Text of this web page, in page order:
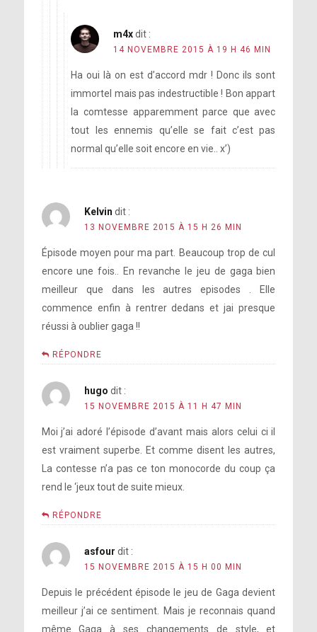
m4x dit :
14 NOVEMBRE 2015 À 19 H 46 MIN
Ha oui là on est d’accord mdr ! Donc ils sont
immortel mais pas indestructible ! Bon appart
la comtesse apparemment parce que avec
tout les ennemis qu’elle se fait c’est pas
normal qu’elle soit encore en vie.. x’)
Kelvin dit :
13 NOVEMBRE 2015 À 15 H 26 MIN
Épisode moyen pour ma part. Beaucoup trop de cul
encore une fois.. En revanche le jeu de gaga bien
meilleur que dans les autres episodes . Elle
commence enfin à rentrer dedans et jai presque
réussi à oublier gaga !!
RÉPONDRE
hugo dit :
15 NOVEMBRE 2015 À 11 H 47 MIN
Moi j’ai adoré l’épisode d’avant mais alors celui ci il
est vraiment superbe. Et comme disent les autres,
La contesse n’a pas ce ton monocorde du coup ça
rend le ‘jeux tout de suite mieux.
RÉPONDRE
asfour dit :
15 NOVEMBRE 2015 À 15 H 00 MIN
Depuis le précédent épisode le jeu de Gaga devient
meilleur j’ai ce sentiment. Mais je reconnais quand
même Gaga à ses changements de style, et